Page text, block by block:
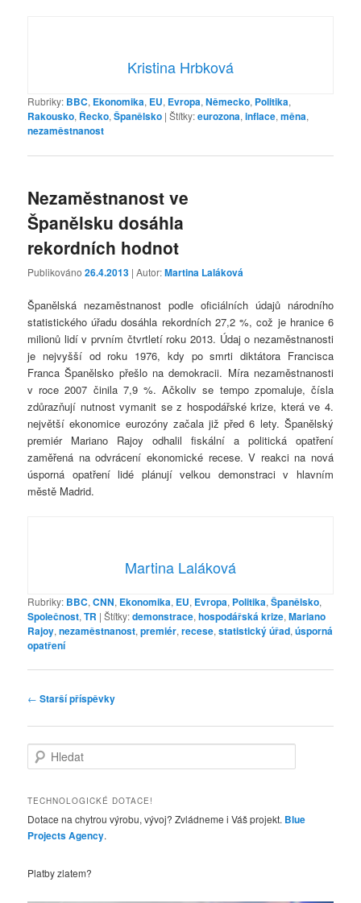
Kristina Hrbková
Rubriky: BBC, Ekonomika, EU, Evropa,Německo, Politika,
Rakousko, Řecko,Španělsko |Štítky:eurozona,inflace,měna,
nezaměstnanost
Nezaměstnanost ve
Španělsku dosáhla
rekordních hodnot
Publikováno26.4.2013 | Autor:Martina Laláková
Španělská nezaměstnanost podle oficiálních údajů národního
statistického úřadu dosáhla rekordních 27,2 %, což je hranice 6
milionů lidí v prvním čtvrtletí roku 2013. Údaj o nezaměstnanosti
je nejvyšší od roku 1976, kdy po smrti diktátora Francisca
Franca Španělsko přešlo na demokracii. Míra nezaměstnanosti
v roce 2007 činila 7,9 %. Ačkoliv se tempo zpomaluje, čísla
zdůrazňují nutnost vymanit se z hospodářské krize, která ve 4.
největší ekonomice eurozóny začala již před 6 lety. Španělský
premiér Mariano Rajoy odhalil fiskální a politická opatření
zaměřená na odvrácení ekonomické recese. V reakci na nová
úsporná opatření lidé plánují velkou demonstraci v hlavním
městě Madrid.
Martina Laláková
Rubriky: BBC,CNN, Ekonomika, EU, Evropa, Politika,Španělsko,
Společnost,TR |Štítky:demonstrace,hospodářská krize,Mariano
Rajoy,nezaměstnanost,premiér,recese,statistický úřad,úsporná
opatření
Navigace
příspěvky
← Starší příspěvky
l
d
t
TECHNOLOGICKÉ DOTACE!
Dotace na chytrou výrobu, vývoj? Zvládneme i Váš projekt. Blue
Projects Agency.
Platby zlatem?